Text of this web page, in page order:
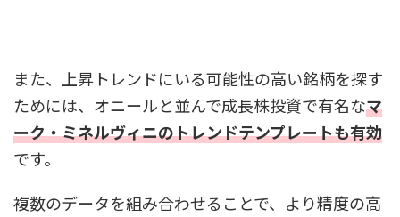
また、上昇トレンドにいる可能性の高い銘柄を探す
ためには、オニールと並んで成長株投資で有名なマ
ーク・ミネルヴィニのトレンドテンプレートも有効
です。
複数のデータを組み合わせることで、より精度の高